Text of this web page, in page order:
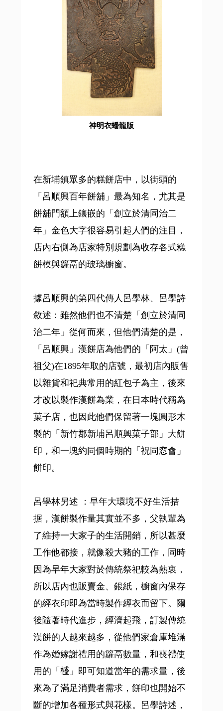
神明衣蟠龍版
在新埔鎮眾多的糕餅店中，以街頭的
「呂順興百年餅舖」最為知名，尤其是
餅舖門額上鑲嵌的「創立於清同治二
年」金色大字很容易引起人們的注目，
店內右側為店家特別規劃為收存各式糕
餅模與籮鬲的玻璃櫥窗。
據呂順興的第四代傳人呂學林、呂學詩
敘述：雖然他們也不清楚「創立於清同
治二年」從何而來，但他們清楚的是，
「呂順興」漢餅店為他們的「阿太」(曾
祖父)在1895年取的店號，最初店內販售
以雜貨和祀典常用的紅包子為主，後來
才改以製作漢餅為業，在日本時代稱為
菓子店，也因此他們保留著一塊圓形木
製的「新竹郡新埔呂順興菓子部」大餅
印，和一塊約同個時期的「祝同窓會」
餅印。
呂學林另述 ：早年大環境不好生活拮
据，漢餅製作量其實並不多，父執輩為
了維持一大家子的生活開銷，所以甚麼
工作他都接，就像殺大豬的工作，同時
因為早年大家對於傳統祭祀較為熱衷，
所以店內也販賣金、銀紙，櫥窗內保存
的經衣印即為當時製作經衣而留下。爾
後隨著時代進步，經濟起飛，訂製傳統
漢餅的人越來越多，從他們家倉庫堆滿
作為婚嫁謝禮用的籮鬲數量，和喪禮使
用的「𣛮」即可知道當年的需求量，後
來為了滿足消費者需求，餅印也開始不
斷的增加各種形式與花樣。呂學詩述，